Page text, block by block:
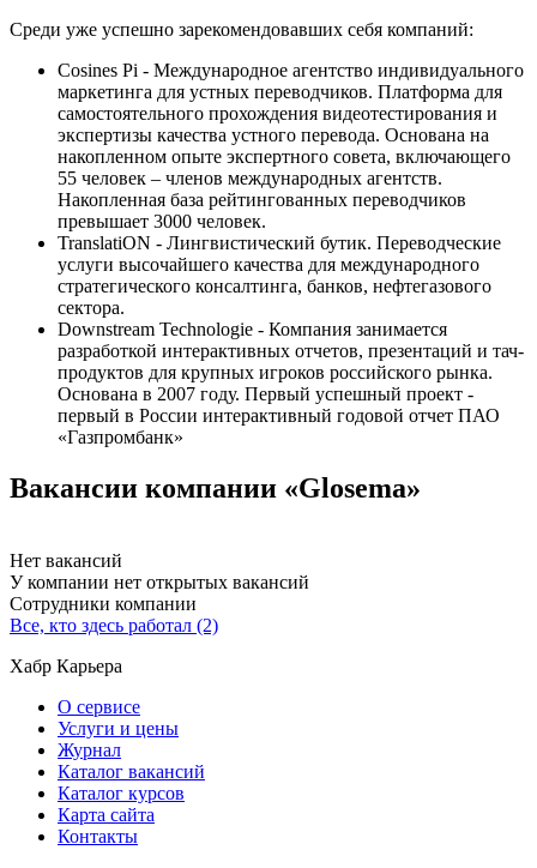
Среди уже успешно зарекомендовавших себя компаний:
Cosines Pi - Международное агентство индивидуального
маркетинга для устных переводчиков. Платформа для
самостоятельного прохождения видеотестирования и
экспертизы качества устного перевода. Основана на
накопленном опыте экспертного совета, включающего
55 человек – членов международных агентств.
Накопленная база рейтингованных переводчиков
превышает 3000 человек.
TranslatiON - Лингвистический бутик. Переводческие
услуги высочайшего качества для международного
стратегического консалтинга, банков, нефтегазового
сектора.
Downstream Technologie - Компания занимается
разработкой интерактивных отчетов, презентаций и тач-
продуктов для крупных игроков российского рынка.
Основана в 2007 году. Первый успешный проект -
первый в России интерактивный годовой отчет ПАО
«Газпромбанк»
Вакансии компании «Glosema»
Нет вакансий
У компании нет открытых вакансий
Сотрудники компании
Все, кто здесь работал (2)
Хабр Карьера
О сервисе
Услуги и цены
Журнал
Каталог вакансий
Каталог курсов
Карта сайта
Контакты